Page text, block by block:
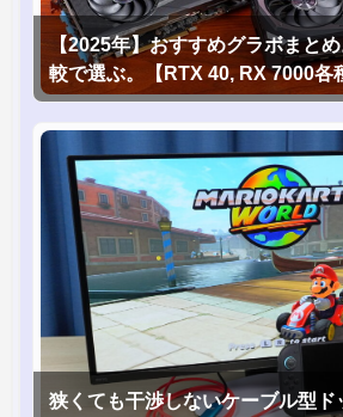
【2025年】おすすめグラボまと
較で選ぶ。【RTX 40, RX 7000各
狭くても干渉しないケーブル型ド